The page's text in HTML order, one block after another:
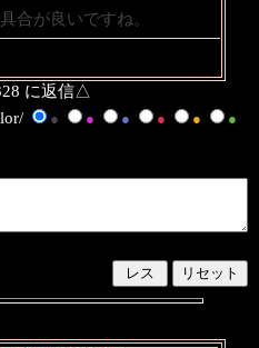
合が良いですね。
に返信△
● ● ● ● ●
●